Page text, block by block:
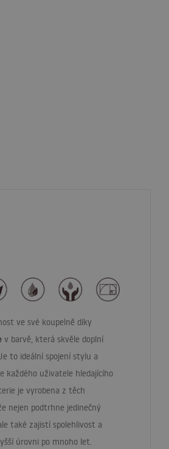
ve své koupelně díky
v barvě, která skvěle doplní
to ideální spojení stylu a
každého uživatele hledajícího
je vyrobena z těch
nejen podtrhne jedinečný
také zajistí spolehlivost a
úrovni po mnoho let.